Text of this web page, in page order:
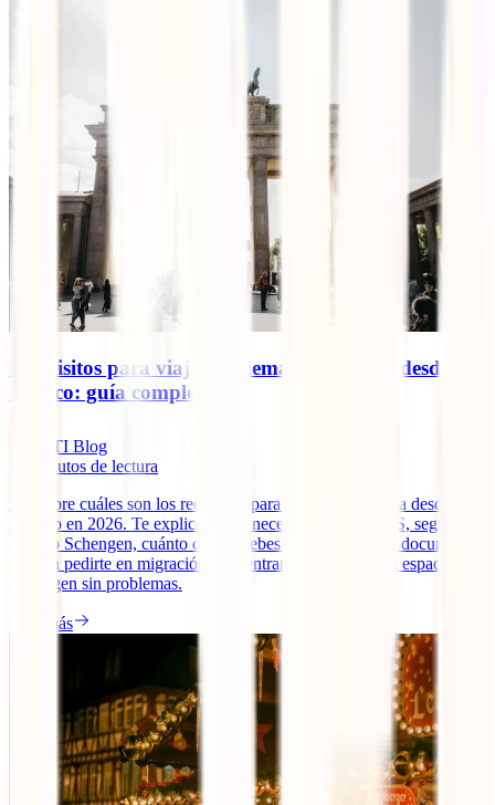
Requisitos para viajar a Alemania en 2026 desde
México: guía completa
IATI Blog
minutos de lectura
Descubre cuáles son los requisitos para viajar a Alemania desde
México en 2026. Te explicamos si necesitas visa, ETIAS, seguro
médico Schengen, cuánto dinero debes demostrar y qué documentos
pueden pedirte en migración para entrar a Alemania y al espacio
Schengen sin problemas.
Leer más